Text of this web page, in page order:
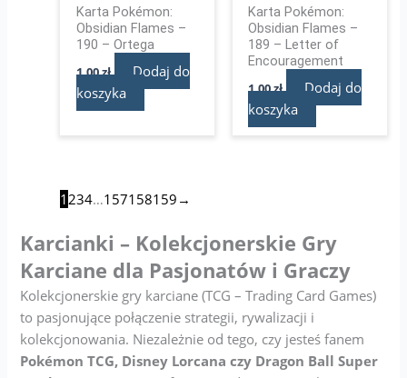
Karta Pokémon:
Obsidian Flames –
190 – Ortega
1,00zł
Dodaj do
koszyka
Karta Pokémon:
Obsidian Flames –
189 – Letter of
Encouragement
1,00zł
Dodaj do
koszyka
1234…157158159 →
Karcianki – Kolekcjonerskie Gry
Karciane dla Pasjonatów i Graczy
Kolekcjonerskie gry karciane (TCG – Trading Card Games)
to pasjonujące połączenie strategii, rywalizacji i
kolekcjonowania. Niezależnie od tego, czy jesteś fanem
Pokémon TCG, Disney Lorcana czy Dragon Ball Super